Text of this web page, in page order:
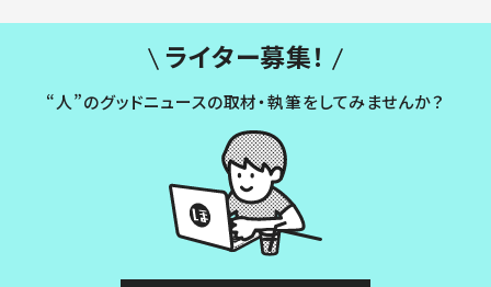
ライター募集！
“人”のグッドニュースの取材・執筆をしてみませんか？